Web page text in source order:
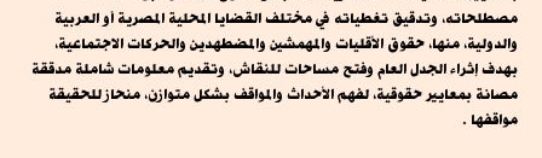
مصطلحاته، وتدقيق تغطياته في مختلف القضايا المحلية المصرية أو العربية
والدولية، منها، حقوق الأقليات والمهمشين والمضطهدين والحركات الاجتماعية،
بهدف إثراء الجدل العام وفتح مساحات للنقاش، وتقديم معلومات شاملة مدققة
مصانة بمعايير حقوقية، لفهم الأحداث والمواقف بشكل متوازن، منحاز للحقيقة
مواقفها .